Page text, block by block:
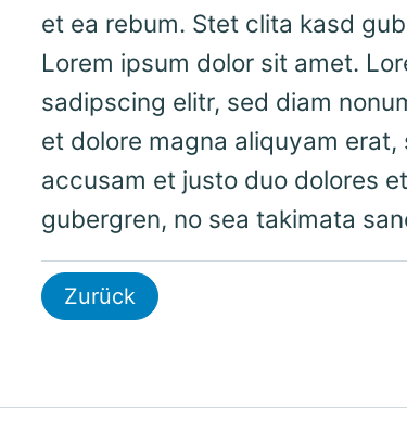
et ea rebum. Stet clita kasd
Lorem ipsum dolor sit amet.
sadipscing elitr, sed diam
et dolore magna aliquyam
accusam et justo duo dolores
gubergren, no sea takimata
Zurück